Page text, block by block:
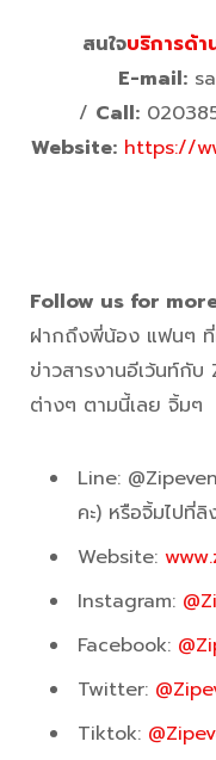
สนใจบริการด้า
E-mail:
/ Call:
Website: https://
Follow us for
ฝากถึงพี่น้อง แฟนๆ
ข่าวสารงานอีเว้นท์กับ
ต่างๆ ตามนี้เลย จิ้มๆ
Line:
คะ) หรือจิ้มไปที่ลิ
Website:
Instagram:
Facebook:
Twitter:
Tiktok: